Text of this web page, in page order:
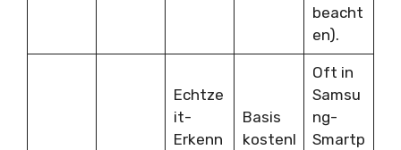
beacht
en).
Echtze
it-
Erkenn
Basis
kostenl
Oft in
Samsu
ng-
Smartp